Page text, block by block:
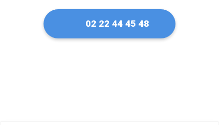
02 22 44 45 48